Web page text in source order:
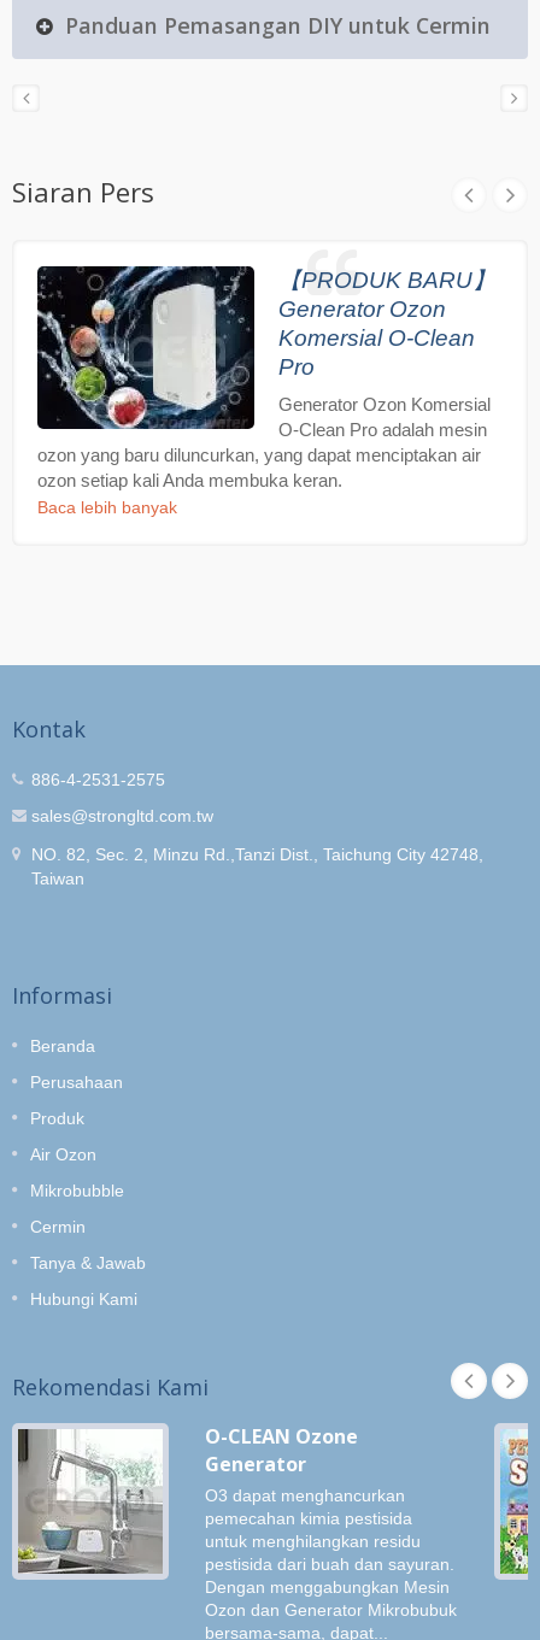
Panduan Pemasangan DIY untuk Cermin
Siaran Pers
【PRODUK BARU】
Generator Ozon
Komersial O-Clean
Pro
Generator Ozon Komersial
O-Clean Pro adalah mesin
ozon yang baru diluncurkan, yang dapat menciptakan air
ozon setiap kali Anda membuka keran.
Baca lebih banyak
Kontak
886-4-2531-2575
sales@strongltd.com.tw
NO. 82, Sec. 2, Minzu Rd.,Tanzi Dist., Taichung City 42748,
Taiwan
Informasi
Beranda
Perusahaan
Produk
Air Ozon
Mikrobubble
Cermin
Tanya & Jawab
Hubungi Kami
Rekomendasi Kami
O-CLEAN Ozone
Generator
O3 dapat menghancurkan
pemecahan kimia pestisida
untuk menghilangkan residu
pestisida dari buah dan sayuran.
Dengan menggabungkan Mesin
Ozon dan Generator Mikrobubuk
bersama-sama, dapat...